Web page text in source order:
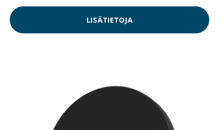
LISÄTIETOJA